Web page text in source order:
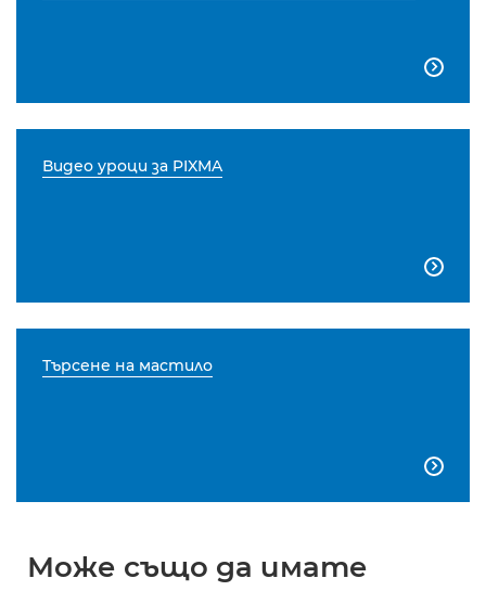

Видео уроци за PIXMA

Търсене на мастило

Може също да имате